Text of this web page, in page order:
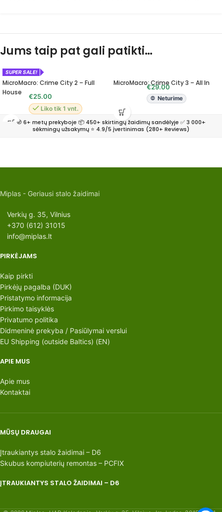
Jums taip pat gali patikti…
SUPER SALE!
MicroMacro: Crime City 2 – Full
House
€25.00
Liko tik 1 vnt.
MicroMacro: Crime City 3 – All In
€29.00
Neturime
🧭 6+ metų prekyboje 📦 450+ skirtingų žaidimų sandėlyje ✅ 3 000+
sėkmingų užsakymų ⭐ 4.9/5 įvertinimas (280+ Reviews)
Miplas - Geriausi stalo žaidimai
Verkių g. 35, Vilnius
+370 (612) 31015
info@miplas.lt
PIRKĖJAMS
Kaip pirkti
Pirkėjų pagalba (DUK)
Pristatymo informacija
Pirkimo taisyklės
Privatumo politika
Didmeninė prekyba / Pasiūlymai verslui
EU Shipping (outside Baltics) (EN)
APIE MUS
Apie mus
Kontaktai
MŪSŲ DRAUGAI
Įtraukiantys stalo žaidimai – D6
Skubus kompiuterių remontas – PCFIX
ĮTRAUKIANTYS STALO ŽAIDIMAI – D6